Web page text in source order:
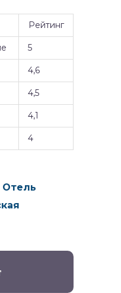
Рейтинг
5
4,6
4,5
4,1
4
Отель